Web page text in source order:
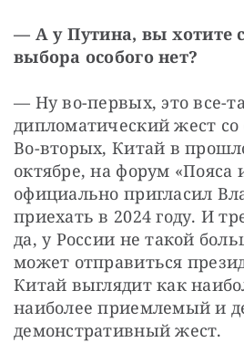
— А у Путина, вы хотите
выбора особого нет?
— Ну во-первых, это все-
дипломатический жест
Во-вторых, Китай в
октябре, на форум «Пояса
официально пригласил
приехать в 2024 году. И
да, у России не такой
может отправиться
Китай выглядит как
наиболее приемлемый и
демонстративный жест.